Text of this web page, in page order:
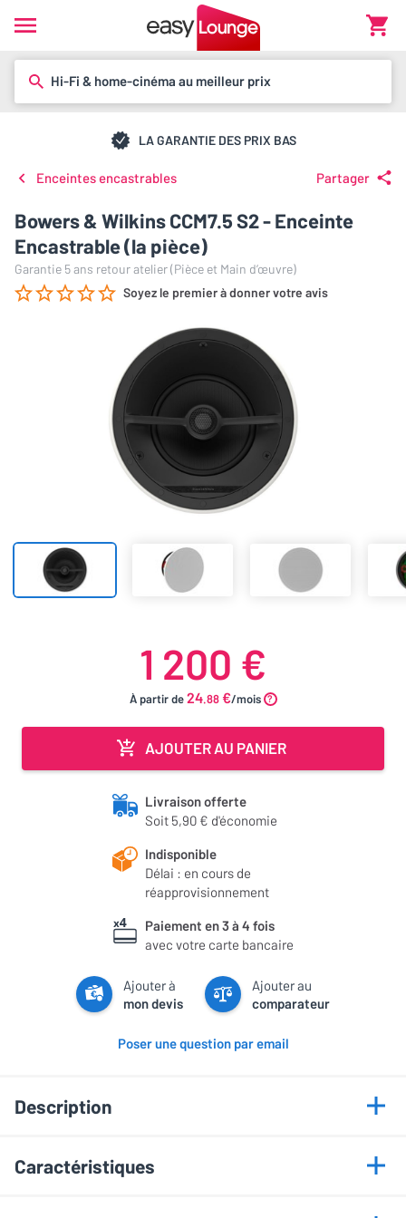
Hi-Fi & home-cinéma au meilleur prix
LA GARANTIE DES PRIX BAS
Enceintes encastrables Partager
Bowers & Wilkins CCM7.5 S2 - Enceinte
Encastrable (la pièce)
Garantie 5 ans retour atelier (Pièce et Main d’œuvre)
Soyez le premier à donner votre avis
1 200 €
À partir de24.88€/mois
AJOUTER AU PANIER
Livraison offerte
Soit 5,90 € d'économie
Indisponible
Délai : en cours de
réapprovisionnement
Paiement en 3 à 4 fois
avec votre carte bancaire
Ajouter à
mon devis
Ajouter au
comparateur
Poser une question par email
Description
Points forts
Caractéristiques